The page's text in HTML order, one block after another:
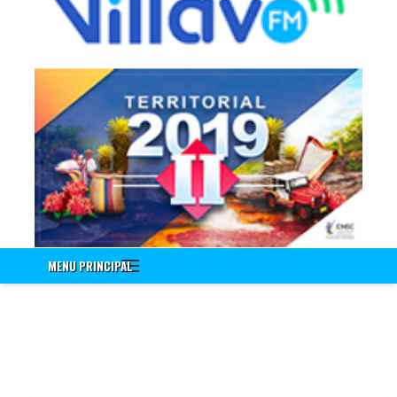
Información a Empleados
Encuenta de Seguridad Vial PESV
Encuesta - Perfil Sociodemografico Y Morbilidad Sentida
Nuevo!!! Identificación de Necesidades de Bienestar Social e
Incentivos Vigencia 2020
Nuevo!!! Encuesta Identificación de Necesidades de
Capacitación Vigencia 2021
Encuesta Valores del Servidor Público
Cuestionario Clima Laboral
Sistema Integrado de Gestión
Correo Institucional
Gestión Documental Interno - ControlDoc
MENU PRINCIPAL